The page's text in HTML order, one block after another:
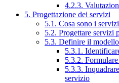
4.2.3.
5. Progettazione dei servizi
5.1. Cosa sono i
5.2. Progettare servizi
5.3. Definire il
5.3.1.
5.3.2.
5.3.3.
servizio